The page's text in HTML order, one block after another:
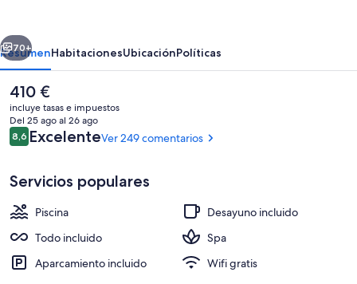
&
Spa
Dolce
by
Wyndham
All
inclusive
4 piscinas al aire libre, sombrillas,
Siguiente
70+
ResumenHabitacionesUbicaciónPolíticas
El
precio
actual
es
de
410 €
incluye tasas e impuestos
Del 25 ago al 26 ago
Comentarios
8,68,6 de 10
ExcelenteVer 249 comentarios
Servicios populares
Piscina
Desayuno incluido
Todo incluido
Spa
Aparcamiento incluido
Wifi gratis